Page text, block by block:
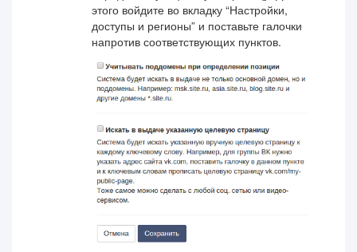
этого войдите во вкладку “Настройки,
доступы и регионы” и поставьте галочки
напротив соответствующих пунктов.